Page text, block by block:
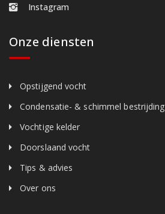
Instagram
Onze diensten
Opstijgend vocht
Condensatie- & schimmel bestrijding
Vochtige kelder
Doorslaand vocht
Tips & advies
Over ons